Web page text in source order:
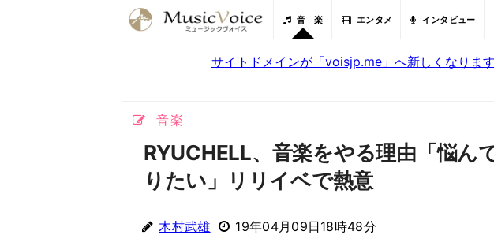
音 楽 エンタメ インタビュー
サイトドメインが「voisjp.me」へ新しくなりま
音楽
RYUCHELL、音楽をやる理由「悩ん
りたい」リリイベで熱意
木村武雄 19年04月09日18時48分